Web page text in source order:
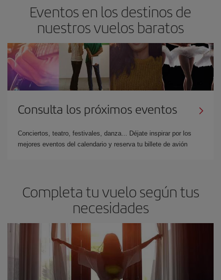
Eventos en los destinos de
nuestros vuelos baratos
Consulta los próximos eventos
Conciertos, teatro, festivales, danza... Déjate inspirar por los
mejores eventos del calendario y reserva tu billete de avión
Completa tu vuelo según tus
necesidades